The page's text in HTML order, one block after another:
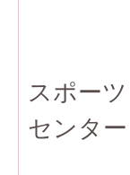
スポーツ
センター